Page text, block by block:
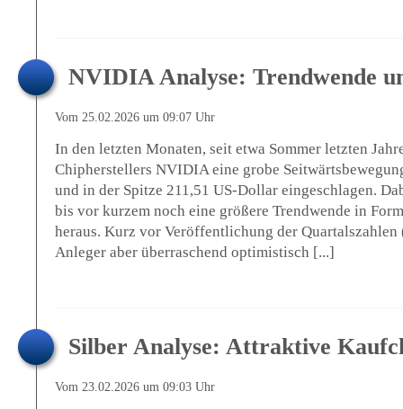
NVIDIA Analyse: Trendwende
Vom 25.02.2026 um 09:07 Uhr
In den letzten Monaten, seit etwa Sommer letzten
Chipherstellers NVIDIA eine grobe
und in der Spitze 211,51 US-Dollar eingeschlagen.
bis vor kurzem noch eine größere Trendwende in
heraus. Kurz vor Veröffentlichung der
Anleger aber überraschend optimistisch [...]
Silber Analyse: Attraktive
Vom 23.02.2026 um 09:03 Uhr